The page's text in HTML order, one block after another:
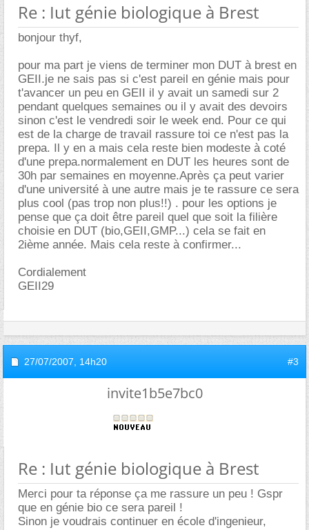
Re : Iut génie biologique à Brest
bonjour thyf,
pour ma part je viens de terminer mon DUT à brest en
GEII.je ne sais pas si c'est pareil en génie mais pour
t'avancer un peu en GEII il y avait un samedi sur 2
pendant quelques semaines ou il y avait des devoirs
sinon c'est le vendredi soir le week end. Pour ce qui
est de la charge de travail rassure toi ce n'est pas la
prepa. Il y en a mais cela reste bien modeste à coté
d'une prepa.normalement en DUT les heures sont de
30h par semaines en moyenne.Après ça peut varier
d'une université à une autre mais je te rassure ce sera
plus cool (pas trop non plus!!) . pour les options je
pense que ça doit être pareil quel que soit la filière
choisie en DUT (bio,GEII,GMP...) cela se fait en
2ième année. Mais cela reste à confirmer...
Cordialement
GEII29
27/07/2007, 14h20 #3
invite1b5e7bc0
Re : Iut génie biologique à Brest
Merci pour ta réponse ça me rassure un peu ! Gspr
que en génie bio ce sera pareil !
Sinon je voudrais continuer en école d'ingenieur,